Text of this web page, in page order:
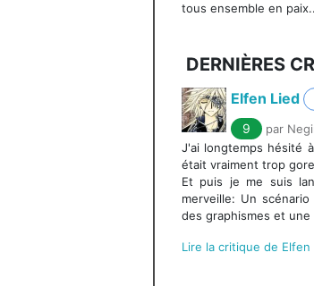
tous ensemble en
DERNIÈRES
Elfen Lied
9
par
J'ai longtemps hésité
était vraiment trop
Et puis je me suis
merveille: Un
des graphismes et une
Lire la critique de Elfen